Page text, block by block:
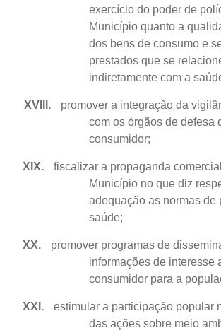
exercício do poder de
Município quanto a
dos bens de consumo e
prestados que se
indiretamente com a
XVIII.
promover a integração da
com os órgãos de defesa
consumidor;
XIX.
fiscalizar a propaganda
Município no que diz
adequação as normas de
saúde;
XX.
promover programas de
informações de interesse
consumidor para a
XXI.
estimular a participação popular
das ações sobre meio